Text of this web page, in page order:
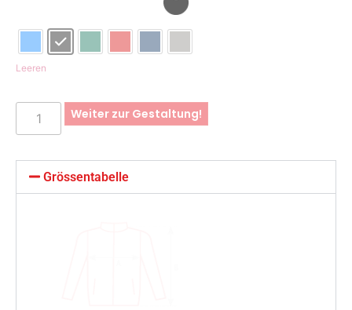
Leeren
Weiter zur Gestaltung!
Grössentabelle